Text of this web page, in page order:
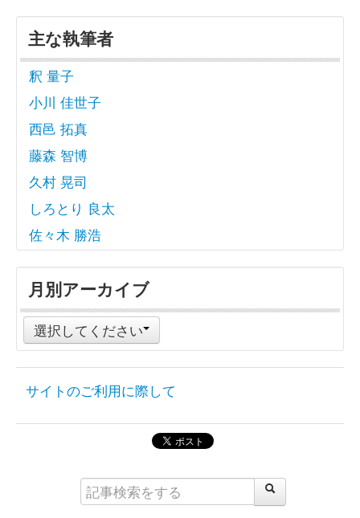
主な執筆者
釈 量子
小川 佳世子
西邑 拓真
藤森 智博
久村 晃司
しろとり 良太
佐々木 勝浩
月別アーカイブ
選択してください
サイトのご利用に際して